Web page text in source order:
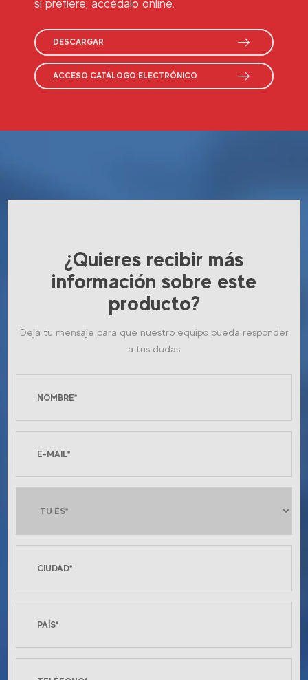
si prefiere, accédalo online.
DESCARGAR
ACCESO CATÁLOGO ELECTRÓNICO
¿Quieres recibir más
información sobre este
producto?
Deja tu mensaje para que nuestro equipo pueda responder
a tus dudas